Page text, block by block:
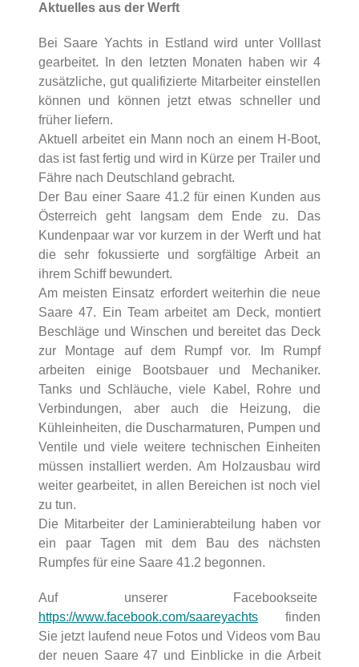
Aktuelles aus der Werft
Bei Saare Yachts in Estland wird unter Volllast
gearbeitet. In den letzten Monaten haben wir 4
zusätzliche, gut qualifizierte Mitarbeiter einstellen
können und können jetzt etwas schneller und
früher liefern.
Aktuell arbeitet ein Mann noch an einem H-Boot,
das ist fast fertig und wird in Kürze per Trailer und
Fähre nach Deutschland gebracht.
Der Bau einer Saare 41.2 für einen Kunden aus
Österreich geht langsam dem Ende zu. Das
Kundenpaar war vor kurzem in der Werft und hat
die sehr fokussierte und sorgfältige Arbeit an
ihrem Schiff bewundert.
Am meisten Einsatz erfordert weiterhin die neue
Saare 47. Ein Team arbeitet am Deck, montiert
Beschläge und Winschen und bereitet das Deck
zur Montage auf dem Rumpf vor. Im Rumpf
arbeiten einige Bootsbauer und Mechaniker.
Tanks und Schläuche, viele Kabel, Rohre und
Verbindungen, aber auch die Heizung, die
Kühleinheiten, die Duscharmaturen, Pumpen und
Ventile und viele weitere technischen Einheiten
müssen installiert werden. Am Holzausbau wird
weiter gearbeitet, in allen Bereichen ist noch viel
zu tun.
Die Mitarbeiter der Laminierabteilung haben vor
ein paar Tagen mit dem Bau des nächsten
Rumpfes für eine Saare 41.2 begonnen.
Auf unserer Facebookseite
https://www.facebook.com/saareyachts finden
Sie jetzt laufend neue Fotos und Videos vom Bau
der neuen Saare 47 und Einblicke in die Arbeit